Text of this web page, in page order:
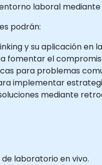
laboral
podrán:
y su aplicación en
fomentar el
para problemas
implementar
mediante
laboratorio en vivo.